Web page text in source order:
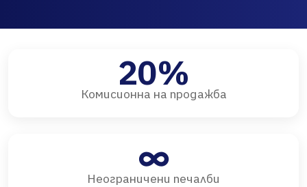
20%
Комисионна на продажба
∞
Неограничени печалби